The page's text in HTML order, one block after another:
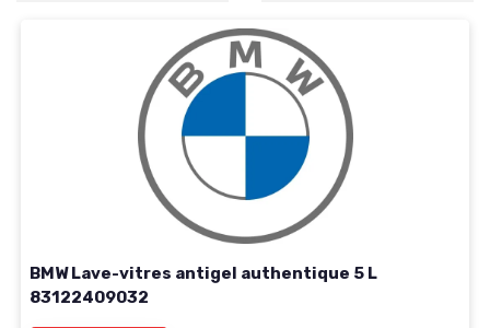
BMW Lave-vitres antigel authentique 5 L
83122409032